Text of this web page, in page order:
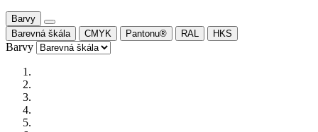
Barvy
Barevná škála
CMYK Pantonu® RAL HKS
Barvy